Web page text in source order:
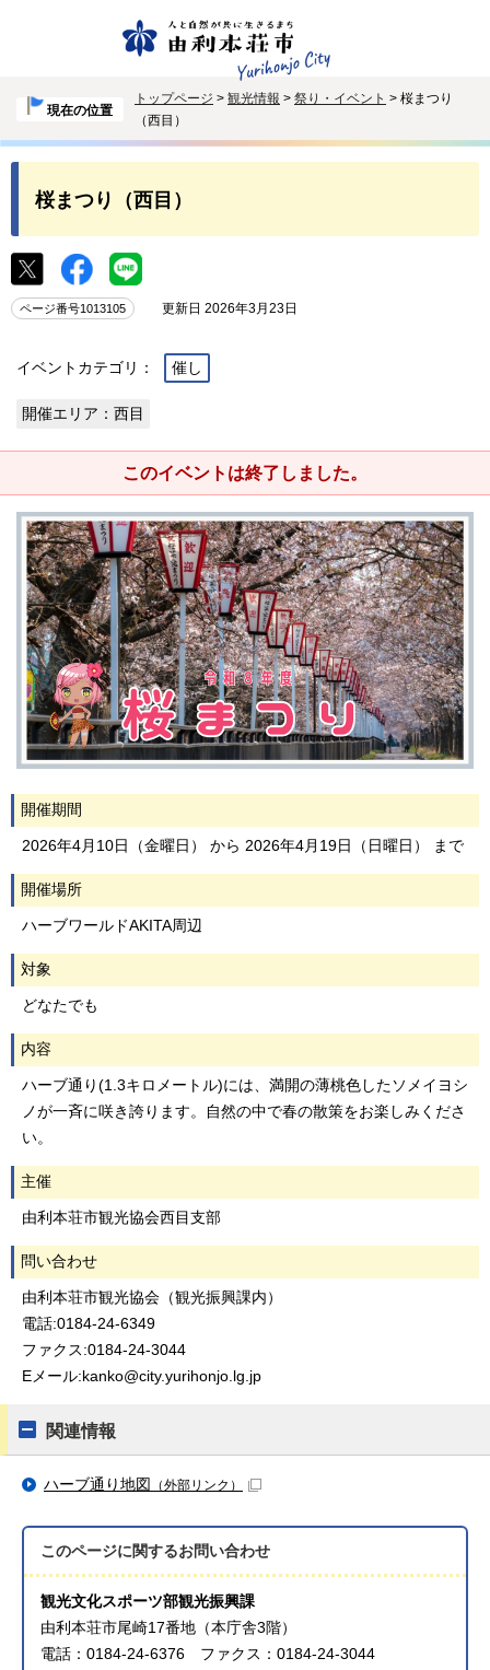
現在の位置
トップページ > 観光情報 > 祭り・イベント > 桜まつり
（西目）
桜まつり（西目）
ページ番号1013105 更新日 2026年3月23日
イベントカテゴリ： 催し
開催エリア：西目
このイベントは終了しました。
開催期間
2026年4月10日（金曜日） から 2026年4月19日（日曜日） まで
開催場所
ハーブワールドAKITA周辺
対象
どなたでも
内容
ハーブ通り(1.3キロメートル)には、満開の薄桃色したソメイヨシ
ノが一斉に咲き誇ります。自然の中で春の散策をお楽しみくださ
い。
主催
由利本荘市観光協会西目支部
問い合わせ
由利本荘市観光協会（観光振興課内）
電話:0184-24-6349
ファクス:0184-24-3044
Eメール:kanko@city.yurihonjo.lg.jp
関連情報
ハーブ通り地図 （外部リンク）
このページに関するお問い合わせ
観光文化スポーツ部観光振興課
由利本荘市尾崎17番地（本庁舎3階）
電話：0184-24-6376 ファクス：0184-24-3044